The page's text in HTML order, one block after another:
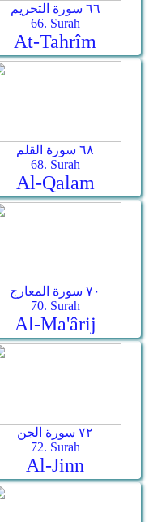
٦٦ سورة التحريم
66. Surah
At-Tahrîm
٦٨ سورة القلم
68. Surah
Al-Qalam
٧٠ سورة المعارج
70. Surah
Al-Ma'ârij
٧٢ سورة الجن
72. Surah
Al-Jinn